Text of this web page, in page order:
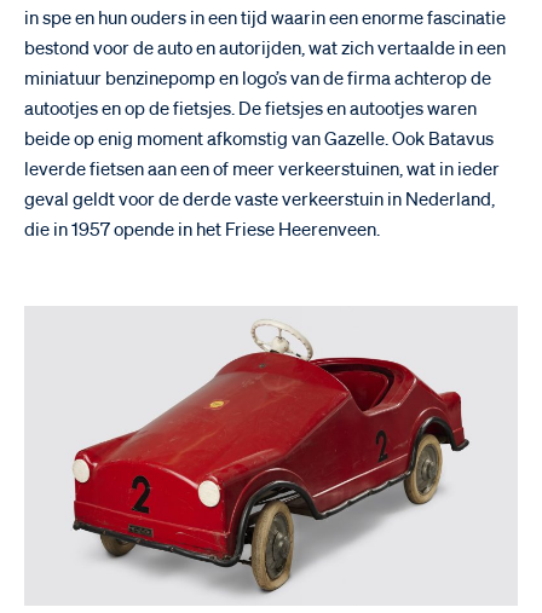
in spe en hun ouders in een tijd waarin een enorme fascinatie
bestond voor de auto en autorijden, wat zich vertaalde in een
miniatuur benzinepomp en logo’s van de firma achterop de
autootjes en op de fietsjes. De fietsjes en autootjes waren
beide op enig moment afkomstig van Gazelle. Ook Batavus
leverde fietsen aan een of meer verkeerstuinen, wat in ieder
geval geldt voor de derde vaste verkeerstuin in Nederland,
die in 1957 opende in het Friese Heerenveen.